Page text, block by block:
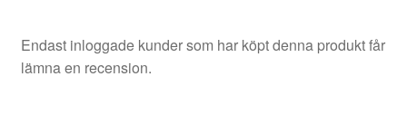
Endast inloggade kunder som har köpt denna produkt får
lämna en recension.